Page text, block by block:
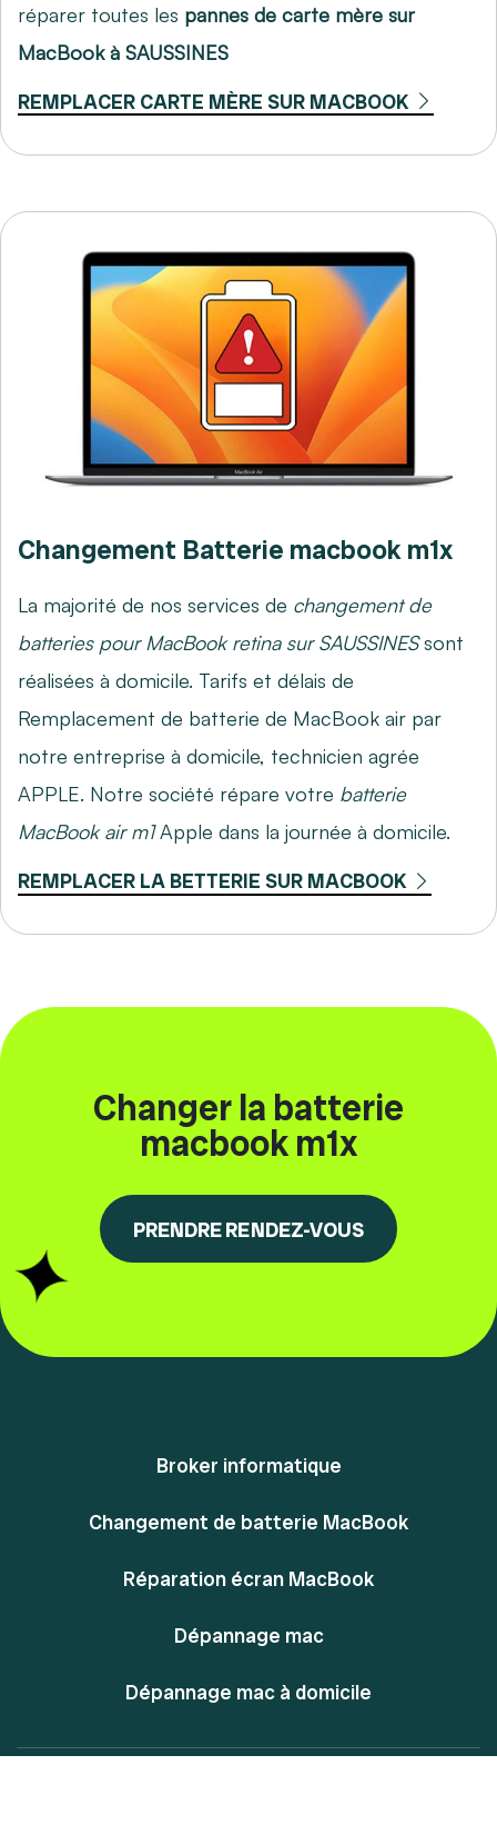
réparer toutes les pannes de carte mère sur
MacBook à SAUSSINES
REMPLACER CARTE MÈRE SUR MACBOOK
Changement Batterie macbook m1x
La majorité de nos services de changement de
batteries pour MacBook retina sur SAUSSINESsont
réalisées à domicile. Tarifs et délais de
Remplacement de batterie de MacBook air par
notre entreprise à domicile, technicien agrée
APPLE. Notre société répare votre batterie
MacBook air m1Apple dans la journée à domicile.
REMPLACER LA BETTERIE SUR MACBOOK
Changer la batterie
macbook m1x
PRENDRE RENDEZ-VOUS
Broker informatique
Changement de batterie MacBook
Réparation écran MacBook
Dépannage mac
Dépannage mac à domicile